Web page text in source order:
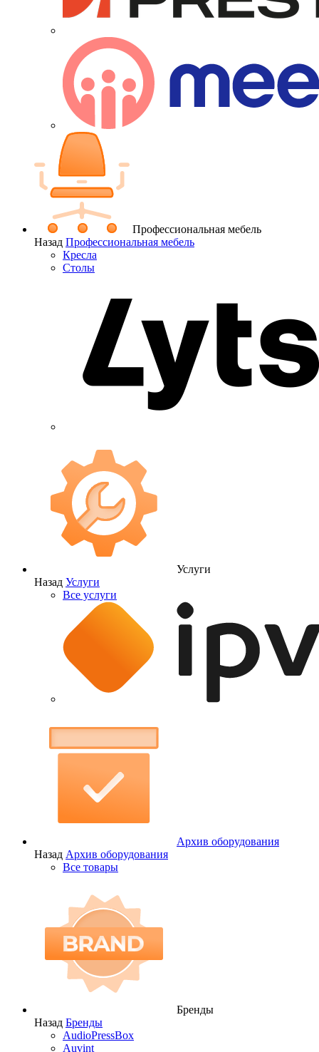
Профессиональная мебель
Назад Профессиональная мебель
Кресла
Столы
Услуги
Назад Услуги
Все услуги
Архив оборудования
Назад Архив оборудования
Все товары
Бренды
Назад Бренды
AudioPressBox
Auvint